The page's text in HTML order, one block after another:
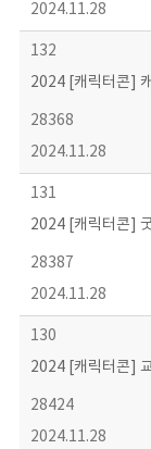
2024.11.28
132
2024 [캐릭터콘]
28368
2024.11.28
131
2024 [캐릭터콘]
28387
2024.11.28
130
2024 [캐릭터콘]
28424
2024.11.28